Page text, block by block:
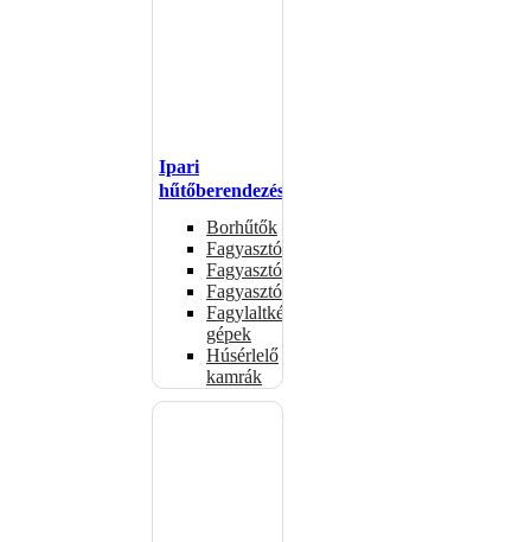
Ipari
hűtőberendezések
Borhűtők
Fagyasztóasztalok
Fagyasztóládák
Fagyasztószekrények
Fagylaltkészítő
gépek
Húsérlelő
kamrák